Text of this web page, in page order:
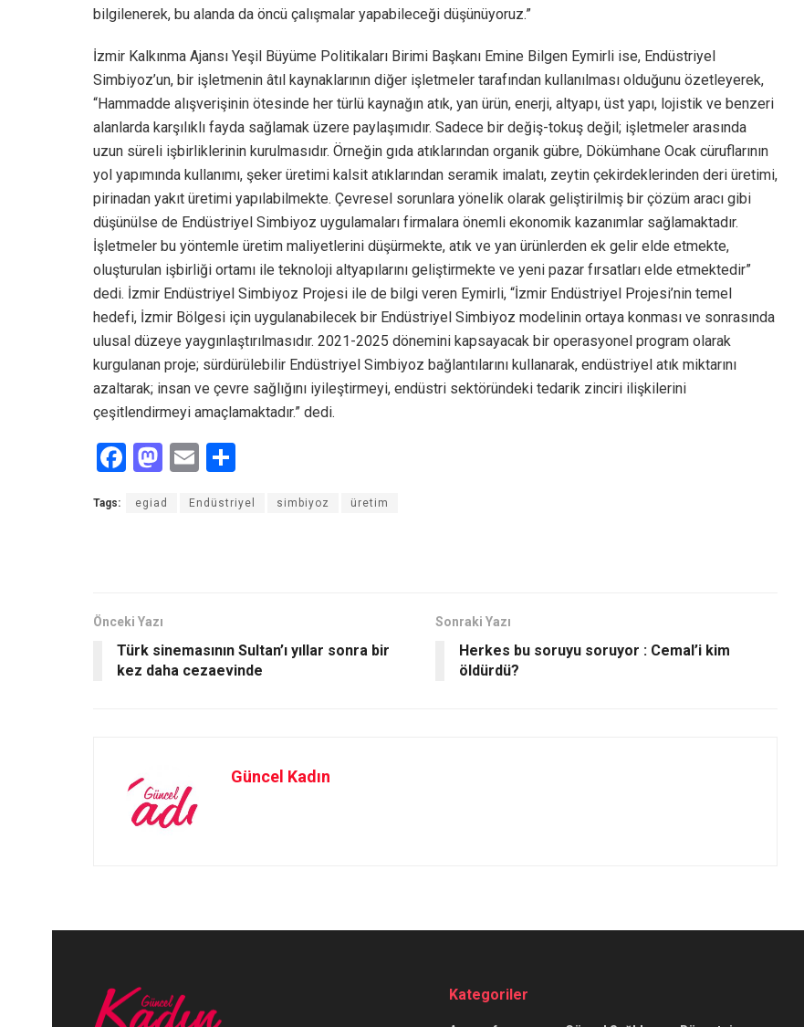
bilgilenerek, bu alanda da öncü çalışmalar yapabileceği düşünüyoruz.”
İzmir Kalkınma Ajansı Yeşil Büyüme Politikaları Birimi Başkanı Emine Bilgen Eymirli ise, Endüstriyel
Simbiyoz’un, bir işletmenin âtıl kaynaklarının diğer işletmeler tarafından kullanılması olduğunu özetleyerek,
“Hammadde alışverişinin ötesinde her türlü kaynağın atık, yan ürün, enerji, altyapı, üst yapı, lojistik ve benzeri
alanlarda karşılıklı fayda sağlamak üzere paylaşımıdır. Sadece bir değiş-tokuş değil; işletmeler arasında
uzun süreli işbirliklerinin kurulmasıdır. Örneğin gıda atıklarından organik gübre, Dökümhane Ocak cüruflarının
yol yapımında kullanımı, şeker üretimi kalsit atıklarından seramik imalatı, zeytin çekirdeklerinden deri üretimi,
pirinadan yakıt üretimi yapılabilmekte. Çevresel sorunlara yönelik olarak geliştirilmiş bir çözüm aracı gibi
düşünülse de Endüstriyel Simbiyoz uygulamaları firmalara önemli ekonomik kazanımlar sağlamaktadır.
İşletmeler bu yöntemle üretim maliyetlerini düşürmekte, atık ve yan ürünlerden ek gelir elde etmekte,
oluşturulan işbirliği ortamı ile teknoloji altyapılarını geliştirmekte ve yeni pazar fırsatları elde etmektedir”
dedi. İzmir Endüstriyel Simbiyoz Projesi ile de bilgi veren Eymirli, “İzmir Endüstriyel Projesi’nin temel
hedefi, İzmir Bölgesi için uygulanabilecek bir Endüstriyel Simbiyoz modelinin ortaya konması ve sonrasında
ulusal düzeye yaygınlaştırılmasıdır. 2021-2025 dönemini kapsayacak bir operasyonel program olarak
kurgulanan proje; sürdürülebilir Endüstriyel Simbiyoz bağlantılarını kullanarak, endüstriyel atık miktarını
azaltarak; insan ve çevre sağlığını iyileştirmeyi, endüstri sektöründeki tedarik zinciri ilişkilerini
çeşitlendirmeyi amaçlamaktadır.” dedi.
F
ce
k
M
st
E
ail ar
Tags: egiad Endüstriyel simbiyoz üretim
Önceki Yazı
Türk sinemasının Sultan’ı yıllar sonra bir
kez daha cezaevinde
Sonraki Yazı
Herkes bu soruyu soruyor : Cemal’i kim
öldürdü?
Güncel Kadın
Kategoriler